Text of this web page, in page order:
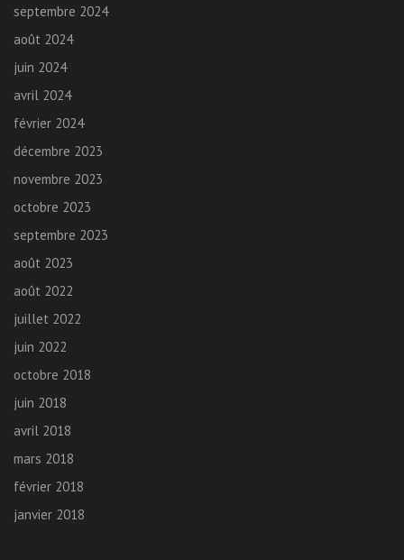
septembre 2024
août 2024
juin 2024
avril 2024
février 2024
décembre 2023
novembre 2023
octobre 2023
septembre 2023
août 2023
août 2022
juillet 2022
juin 2022
octobre 2018
juin 2018
avril 2018
mars 2018
février 2018
janvier 2018